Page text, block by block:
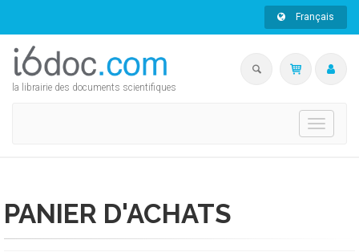
Français
la librairie des documents scientifiques
Toggle
PANIER D'ACHATS